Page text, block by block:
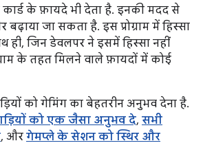
कार्ड के फ़ायदे भी देता है. इनकी मदद से
जा सकता है. इस प्रोग्राम में हिस्सा
ही, जिन डेवलपर ने इसमें हिस्सा नहीं
के तहत मिलने वाले फ़ायदों में कोई
को गेमिंग का बेहतरीन अनुभव देना है.
को एक जैसा अनुभव दे, सभी
, और गेमप्ले के सेशन को स्थिर और